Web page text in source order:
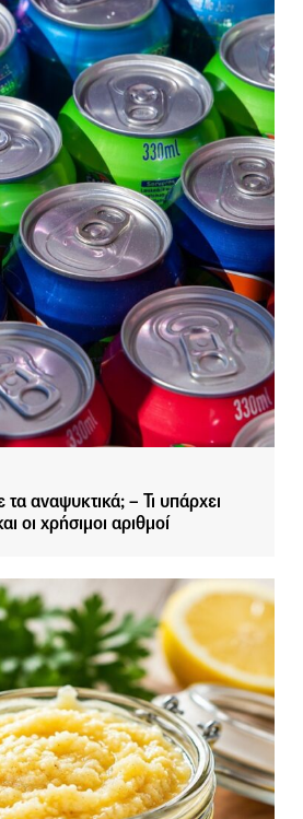
τα αναψυκτικά; – Τι υπάρχει
οι χρήσιμοι αριθμοί